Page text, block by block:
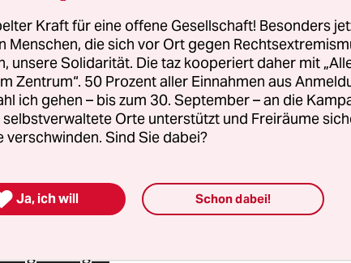
oder ballistischen Raketen
starke Explosionen gehört.“
hatte am Donnerstagmorgen in
auf die Ukraine angekündigt.
Kiew und anderen Städten
Kraft für eine offene Gesellschaft! Besonders
Menschen, die sich vor Ort gegen
unsere Solidarität. Die taz kooperiert daher mit
Zentrum“. 50 Prozent aller Einnahmen aus
ich gehen – bis zum 30. September – an die
selbstverwaltete Orte unterstützt und Freiräume
verschwinden. Sind Sie dabei?
Ja, ich will Schon dabei!